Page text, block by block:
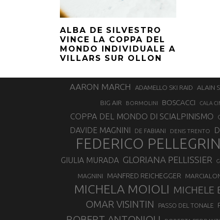
ALBA DE SILVESTRO
VINCE LA COPPA DEL
MONDO INDIVIDUALE A
VILLARS SUR OLLON
AARON MARCH ADAMELLO SKI RAID ALAIN
BIG AIR
BORMOLINI BOSCACCI CALA
COPPA DEL MONDO DI SCIALPINISMO
DAVIDE MAGNINI DE FABIANI DENIS TRENTO
FEDERICO
GIULIA MURADA GLORIANA PELLISSIER
MAGNINI MANFRED REICHEGGER
MICHELA MOIOLI MICHELE
OMAR VISINTIN PASSO DEL TONALE